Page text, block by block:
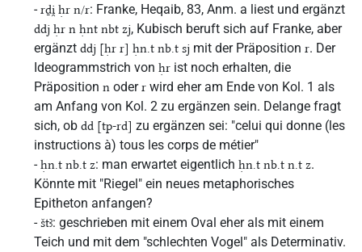
-rḏi̯ ḥr n/r: Franke, Heqaib, 83, Anm. a liest und ergänzt
ddj ḥr n ḥnt nbt zj, Kubisch beruft sich auf Franke, aber
ergänzt ddj [ḥr r] ḥn.t nb.t sj mit der Präposition r. Der
Ideogrammstrich von ḥr ist noch erhalten, die
Präposition n oderr wird eher am Ende von Kol. 1 als
am Anfang von Kol. 2 zu ergänzen sein. Delange fragt
sich, ob dd [tp-rd] zu ergänzen sei: "celui qui donne (les
instructions à) tous les corps de métier"
-ḥn.t nb.t z: man erwartet eigentlich ḥn.t nb.t n.t z.
Könnte mit "Riegel" ein neues metaphorisches
Epitheton anfangen?
-štꜣ: geschrieben mit einem Oval eher als mit einem
Teich und mit dem "schlechten Vogel" als Determinativ.